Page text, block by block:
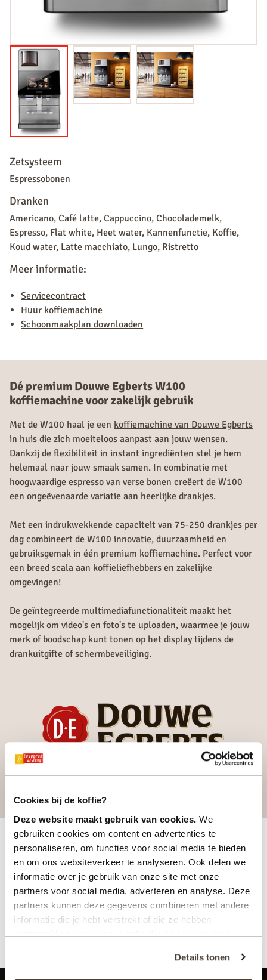
Cookies bij de koffie?
Deze website maakt gebruik van cookies. We
gebruiken cookies om content en advertenties te
personaliseren, om functies voor social media te bieden
en om ons websiteverkeer te analyseren. Ook delen we
informatie over je gebruik van onze site met onze
partners voor social media, adverteren en analyse. Deze
partners kunnen deze gegevens combineren met andere
informatie die je hebt verstrekt of die ze hebben
verzameld op basis van je gebruik van hun services.
Details tonen
Zetsysteem
Espressobonen
Dranken
Americano, Café latte, Cappuccino, Chocolademelk,
Espresso, Flat white, Heet water, Kannenfunctie, Koffie,
Koud water, Latte macchiato, Lungo, Ristretto
Meer informatie:
Servicecontract
Huur koffiemachine
Schoonmaakplan downloaden
Dé premium Douwe Egberts W100
koffiemachine voor zakelijk gebruik
Met de W100 haal je een koffiemachine van Douwe Egberts
in huis die zich moeiteloos aanpast aan jouw wensen.
Dankzij de flexibiliteit in instant ingrediënten stel je hem
helemaal naar jouw smaak samen. In combinatie met
hoogwaardige espresso van verse bonen creëert de W100
een ongeëvenaarde variatie aan heerlijke drankjes.
Met een indrukwekkende capaciteit van 75-250 drankjes per
dag combineert de W100 innovatie, duurzaamheid en
gebruiksgemak in één premium koffiemachine. Perfect voor
een breed scala aan koffieliefhebbers en zakelijke
omgevingen!
De geïntegreerde multimediafunctionaliteit maakt het
mogelijk om video's en foto's te uploaden, waarmee je jouw
merk of boodschap kunt tonen op het display tijdens de
drankuitgifte of schermbeveiliging.
De voordelen
Ontworpen voor Gebruiksgemak en Duurzaamheid
Innovatie